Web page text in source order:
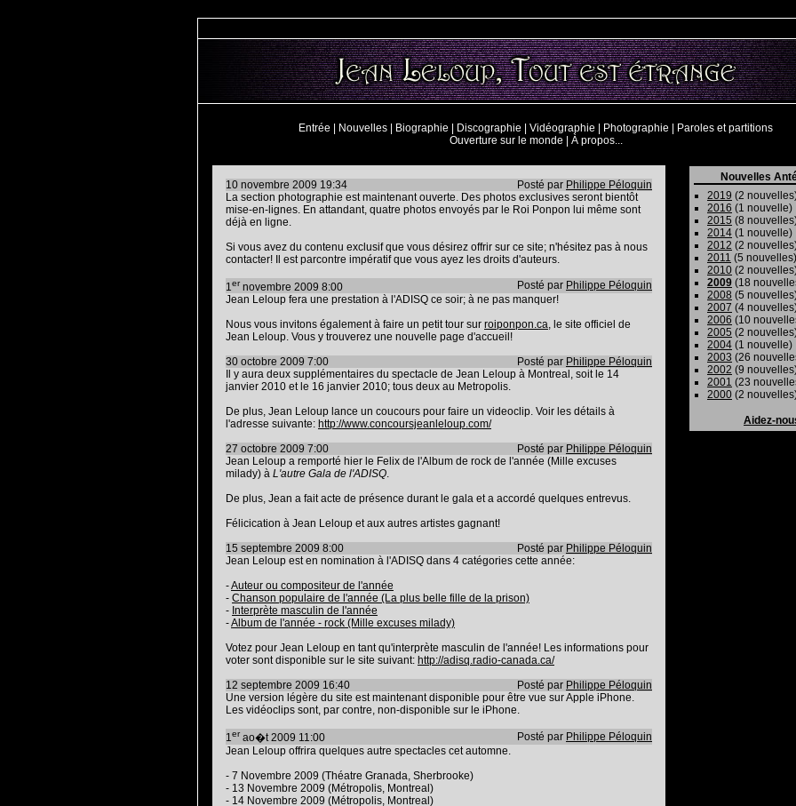
Entrée Nouvelles Biographie Discographie Vidéographie Photographie
Paroles et partitions
Ouverture sur le monde
À propos...
10 novembre 2009 19:34 Posté par Philippe Péloquin
La section photographie est maintenant ouverte. Des photos exclusives seront bientôt
mise-en-lignes. En attandant, quatre photos envoyés par le Roi Ponpon lui même sont
déjà en ligne.
Si vous avez du contenu exclusif que vous désirez offrir sur ce site; n'hésitez pas à nous
contacter! Il est parcontre impératif que vous ayez les droits d'auteurs.
1er novembre 2009 8:00 Posté par Philippe Péloquin
Jean Leloup fera une prestation à l'ADISQ ce soir; à ne pas manquer!
Nous vous invitons également à faire un petit tour sur roiponpon.ca, le site officiel de
Jean Leloup. Vous y trouverez une nouvelle page d'accueil!
30 octobre 2009 7:00
Posté par Philippe Péloquin
Il y aura deux supplémentaires du spectacle de Jean Leloup à Montreal, soit le 14
janvier 2010 et le 16 janvier 2010; tous deux au Metropolis.
De plus, Jean Leloup lance un coucours pour faire un videoclip. Voir les détails à
l'adresse suivante: http://www.concoursjeanleloup.com/
27 octobre 2009 7:00
Posté par Philippe Péloquin
Jean Leloup a remporté hier le Felix de l'Album de rock de l'année (Mille excuses
milady) à L'autre Gala de l'ADISQ.
De plus, Jean a fait acte de présence durant le gala et a accordé quelques entrevus.
Félicication à Jean Leloup et aux autres artistes gagnant!
15 septembre 2009 8:00
Posté par Philippe Péloquin
Jean Leloup est en nomination à l'ADISQ dans 4 catégories cette année:
-Auteur ou compositeur de l'année
- Chanson populaire de l'année (La plus belle fille de la prison)
- Interprète masculin de l'année
-Album de l'année - rock (Mille excuses milady)
Votez pour Jean Leloup en tant qu'interprète masculin de l'année! Les informations pour
voter sont disponible sur le site suivant: http://adisq.radio-canada.ca/
12 septembre 2009 16:40
Posté par Philippe Péloquin
Une version légère du site est maintenant disponible pour être vue sur Apple iPhone.
Les vidéoclips sont, par contre, non-disponible sur le iPhone.
1er ao�t 2009 11:00 Posté par Philippe Péloquin
Jean Leloup offrira quelques autre spectacles cet automne.
- 7 Novembre 2009 (Théatre Granada, Sherbrooke)
- 13 Novembre 2009 (Métropolis, Montreal)
- 14 Novembre 2009 (Métropolis, Montreal)
Nouvelles
2019 (2
2016 (1 nouvelle)
2015 (8
2014 (1 nouvelle)
2012 (2
2011 (5 nouvelles)
2010 (2
2009 (18
2008 (5
2007 (4
2006 (10
2005 (2
2004 (1 nouvelle)
2003 (26
2002 (9
2001 (23
2000 (2
Aidez-